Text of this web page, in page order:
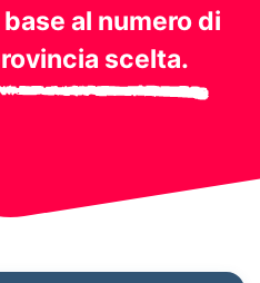
al numero di
scelta.